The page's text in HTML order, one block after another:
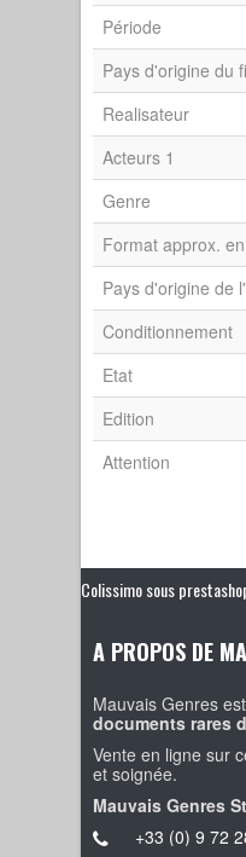
Période
Pays d'origine du
Realisateur
Acteurs 1
Genre
Format approx.
Pays d'origine de
Conditionnement
Etat
Edition
Attention
Colissimo sous
A PROPOS DE
Mauvais Genres
documents rares
Vente en ligne sur
et soignée.
Mauvais Genres
+33 (0) 9 72